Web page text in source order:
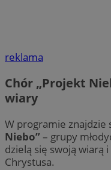
reklama
Chór „Projekt
wiary
W programie znajdzie
Niebo” – grupy
dzielą się swoją wiarą
Chrystusa.